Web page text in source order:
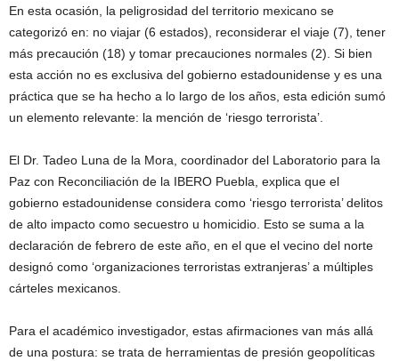
En esta ocasión, la peligrosidad del territorio mexicano se
categorizó en: no viajar (6 estados), reconsiderar el viaje (7), tener
más precaución (18) y tomar precauciones normales (2). Si bien
esta acción no es exclusiva del gobierno estadounidense y es una
práctica que se ha hecho a lo largo de los años, esta edición sumó
un elemento relevante: la mención de ‘riesgo terrorista’.
El Dr. Tadeo Luna de la Mora, coordinador del Laboratorio para la
Paz con Reconciliación de la IBERO Puebla, explica que el
gobierno estadounidense considera como ‘riesgo terrorista’ delitos
de alto impacto como secuestro u homicidio. Esto se suma a la
declaración de febrero de este año, en el que el vecino del norte
designó como ‘organizaciones terroristas extranjeras’ a múltiples
cárteles mexicanos.
Para el académico investigador, estas afirmaciones van más allá
de una postura: se trata de herramientas de presión geopolíticas